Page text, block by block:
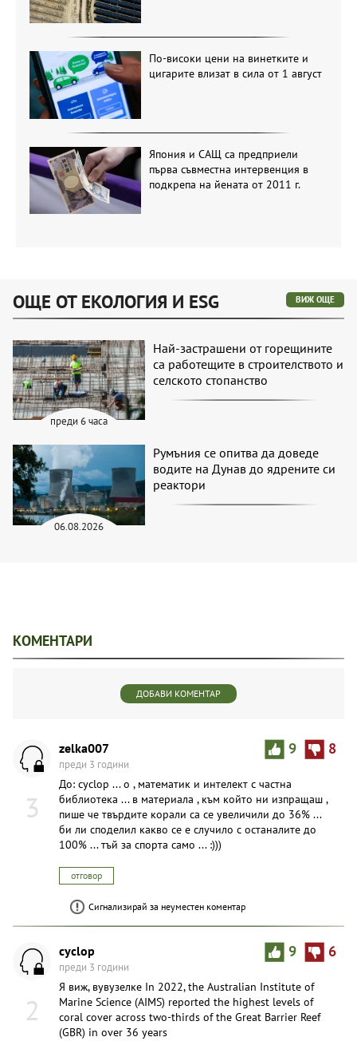
По-високи цени на винетките и
цигарите влизат в сила от 1 август
Япония и САЩ са предприели
първа съвместна интервенция в
подкрепа на йената от 2011 г.
ОЩЕ ОТ ЕКОЛОГИЯ И ESG ВИЖ ОЩЕ
преди 6 часа
Най-застрашени от горещините
са работещите в строителството и
селското стопанство
06.08.2026
Румъния се опитва да доведе
водите на Дунав до ядрените си
реактори
КОМЕНТАРИ
ДОБАВИ КОМЕНТАР
3
9 8
zelka007
преди 3 години
До: cyclop ... о , математик и интелект с частна
библиотека ... в материала , към който ни изпращаш ,
пише че твърдите корали са се увеличили до 36% ...
би ли споделил какво се е случило с останалите до
100% ... тъй за спорта само ... :)))
отговор
Сигнализирай за неуместен коментар
2
9 6
cyclop
преди 3 години
Я виж, вувузелке In 2022, the Australian Institute of
Marine Science (AIMS) reported the highest levels of
coral cover across two-thirds of the Great Barrier Reef
(GBR) in over 36 years